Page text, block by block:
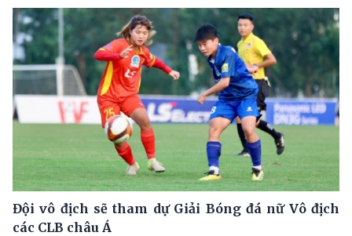
Đội vô địch sẽ tham dự Giải Bóng đá nữ Vô địch
các CLB châu Á